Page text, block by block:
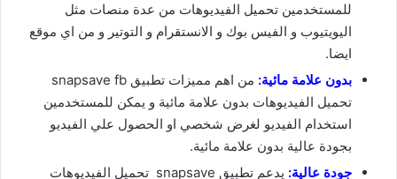
للمستخدمين تحميل الفيديوهات من عدة منصات مثل
اليويتيوب و الفيس بوك و الانستقرام و التوتير و من اي موقع
ايضا.
بدون علامة مائية:
من اهم مميزات تطبيق snapsave fb
تحميل الفيديوهات بدون علامة مائية و يمكن للمستخدمين
استخدام الفيديو لغرض شخصي او الحصول علي الفيديو
بجودة عالية بدون علامة مائية.
جودة عالية:
يدعم تطبيق snapsave تحميل الفيديوهات